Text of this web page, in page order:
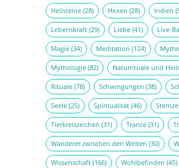
Heilsteine(28) Hexen (28) Indien
Lebenskraft(29) Liebe(41) Live-
Magie(34) Meditation (124)
Mythologie(82) Naturrituale und
Rituale(78) Schwingungen (38)
Seele(25) Spiritualität(46)
Tierkreiszeichen (31) Trance(31)
Wanderer zwischen den Welten (30)
Wissenschaft(166) Wohlbefinden (45)